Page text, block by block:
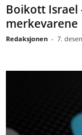
Boikott Israel
merkevarene
Redaksjonen - 7.